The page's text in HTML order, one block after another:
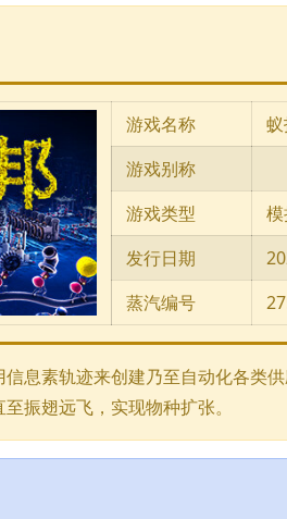
游戏名称
游戏别称
游戏类型
发行日期
蒸汽编号
息素轨迹来创建乃至自动化各类
振翅远飞，实现物种扩张。